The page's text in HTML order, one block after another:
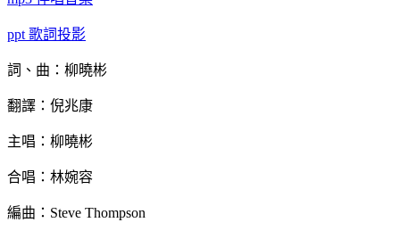
ppt 歌詞投影
詞、曲：柳曉彬
翻譯：倪兆康
主唱：柳曉彬
合唱：林婉容
編曲：Steve Thompson